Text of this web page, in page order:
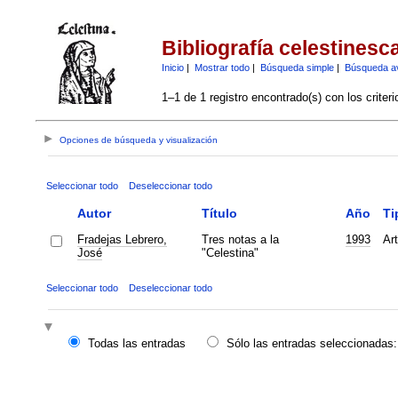
Bibliografía
Inicio| Mostrar todo| Búsqueda simple| Búsqueda
1–1 de 1 registro encontrado(s) con los
Opciones de búsqueda y visualización
Seleccionar todo Deseleccionar todo
Autor Título Año
Fradejas Lebrero,
José
Tres notas a la
"Celestina"
1993
Seleccionar todo Deseleccionar todo
Todas las entradas
Sólo las entradas seleccionadas: